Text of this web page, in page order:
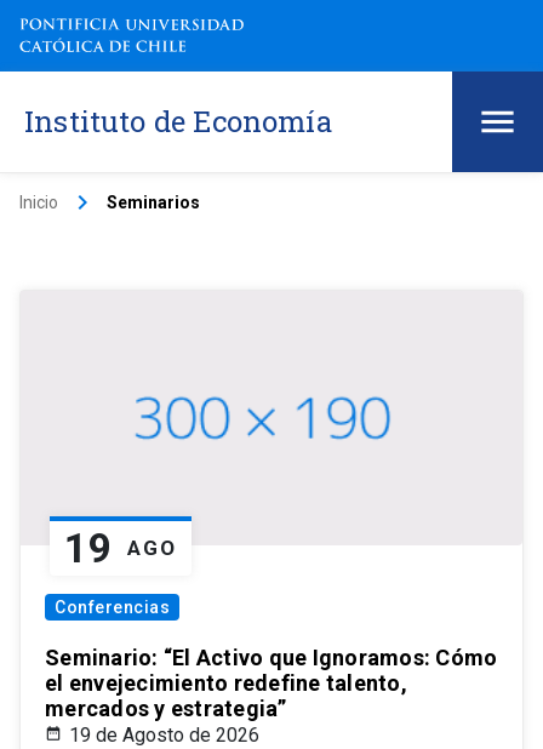
Instituto de Economía
Inicio keyboard_arrow_right Seminarios
19 AGO
Conferencias
Seminario: “El Activo que Ignoramos: Cómo
el envejecimiento redefine talento,
mercados y estrategia”
19 de Agosto de 2026